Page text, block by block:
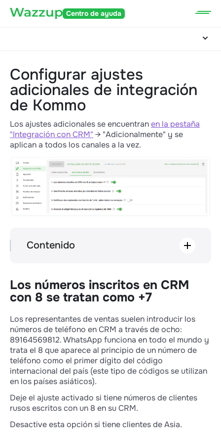
Centro de ayuda
Configurar ajustes
adicionales de integración
de Kommo
Los ajustes adicionales se encuentranen la pestaña
"Integración con CRM" → "Adicionalmente" y se
aplican a todos los canales a la vez.
Contenido
Ocultar los números de los clientes en
Wazzup para los empleados
seleccionados
Salesbot en forma normal
Notificar a los empleados con función de
"Jefe" sobre todos los mensajes
Mostrar el widget de Wazzup en el panel
izquierdo del menú de Kommo
Canal prioritario
Los números inscritos en CRM
con 8 se tratan como +7
Los representantes de ventas suelen introducir los
números de teléfono en CRM a través de ocho:
89164569812. WhatsApp funciona en todo el mundo y
trata el 8 que aparece al principio de un número de
teléfono como el primer dígito del código
internacional del país (este tipo de códigos se utilizan
en los países asiáticos).
Deje el ajuste activado si tiene números de clientes
rusos escritos con un 8 en su CRM.
Desactive esta opción si tiene clientes de Asia.